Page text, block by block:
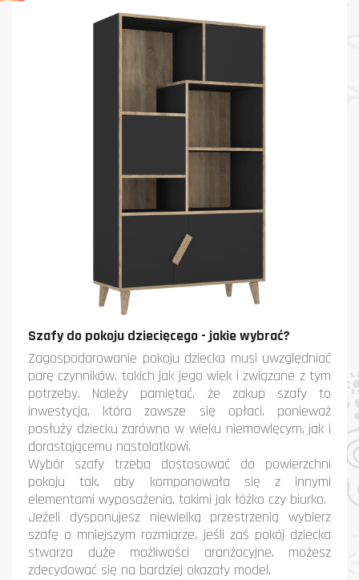
Szafy do pokoju dziecięcego - jakie wybrać?
Zagospodarowanie pokoju dziecka musi uwzględniać
parę czynników, takich jak jego wiek i związane z tym
potrzeby. Należy pamiętać, że zakup szafy to
inwestycja, która zawsze się opłaci, ponieważ
posłuży dziecku zarówno w wieku niemowlęcym, jak i
dorastającemu nastolatkowi.
Wybór szafy trzeba dostosować do powierzchni
pokoju tak, aby komponowała się z innymi
elementami wyposażenia, takimi jak łóżko czy biurko.
Jeżeli dysponujesz niewielką przestrzenią wybierz
szafę o mniejszym rozmiarze, jeśli zaś pokój dziecka
stwarza duże możliwości aranżacyjne, możesz
zdecydować się na bardziej okazały model.